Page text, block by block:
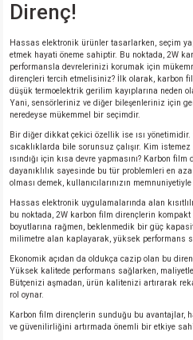
Direnç!
Hassas elektronik ürünler tasarlarken, seçim
etmek hayati öneme sahiptir. Bu noktada, 2W
performansla devrelerinizi korumak için
dirençleri tercih etmelisiniz? İlk olarak, karbon
düşük termoelektrik gerilim kayıplarına neden
Yani, sensörleriniz ve diğer bileşenleriniz için
neredeyse mükemmel bir seçimdir.
Bir diğer dikkat çekici özellik ise ısı
sıcaklıklarda bile sorunsuz çalışır. Kim
ısındığı için kısa devre yapmasını? Karbon
dayanıklılık sayesinde bu tür problemleri en
olması demek, kullanıcılarınızın
Hassas elektronik uygulamalarında alan
bu noktada, 2W karbon film dirençlerin
boyutlarına rağmen, beklenmedik bir güç
milimetre alan kaplayarak, yüksek performans
Ekonomik açıdan da oldukça cazip olan bu
Yüksek kalitede performans sağlarken,
Bütçenizi aşmadan, ürün kalitenizi artırarak
rol oynar.
Karbon film dirençlerin sunduğu bu
ve güvenilirliğini artırmada önemli bir etkiye